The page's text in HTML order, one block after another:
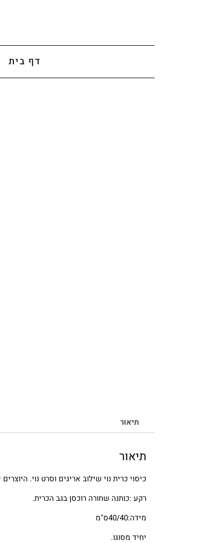
דף בית
תיאור
תיאור
כיסוי כרית נוי שילוב אריגים וסרט נוי.
רקע :כותנה שחורה רוכסן בגב הכרית.
מידה:40/40ס"מ
יחיד מסוגו.